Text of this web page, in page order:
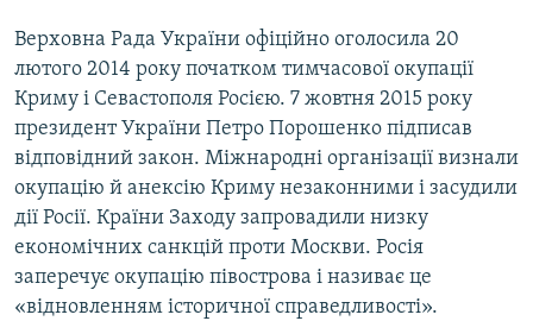
Верховна Рада України офіційно оголосила 20
лютого 2014 року початком тимчасової окупації
Криму і Севастополя Росією. 7 жовтня 2015 року
президент України Петро Порошенко підписав
відповідний закон. Міжнародні організації визнали
окупацію й анексію Криму незаконними і засудили
дії Росії. Країни Заходу запровадили низку
економічних санкцій проти Москви. Росія
заперечує окупацію півострова і називає це
«відновленням історичної справедливості».